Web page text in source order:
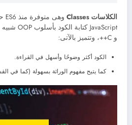
الكلاسات Classes
و C++، وتتميز بالآتى:
الكود أكثر وضوحًا وأسهل في القراءة.
كما يتيح مفهوم الوراثة بسهولة (كما في